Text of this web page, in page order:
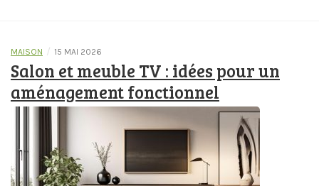
MAISON / 15 MAI 2026
Salon et meuble TV : idées pour un
aménagement fonctionnel